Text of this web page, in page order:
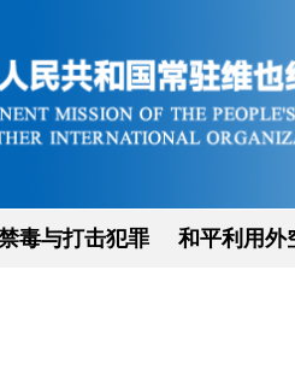
毒与打击犯罪 和平利用外